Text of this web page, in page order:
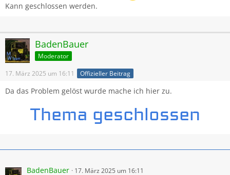
Kann geschlossen werden.
BadenBauer
Moderator
17. März 2025 um 16:11 Offizieller Beitrag
Da das Problem gelöst wurde mache ich hier zu.
BadenBauer 17. März 2025 um 16:11